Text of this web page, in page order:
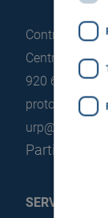
Contrada
Centralino:
920 663
urp@hsrgiglio.it
Partita IVA:
SERVIZI AL